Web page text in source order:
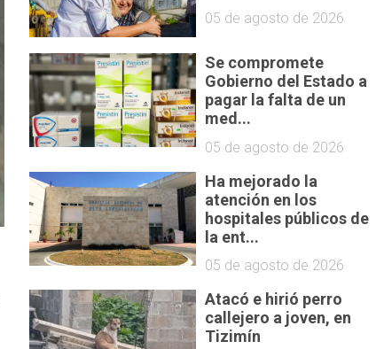
05 de agosto de 2026
Se compromete
Gobierno del Estado a
pagar la falta de un
med...
05 de agosto de 2026
Ha mejorado la
atención en los
hospitales públicos de
la ent...
05 de agosto de 2026
Atacó e hirió perro
callejero a joven, en
Tizimín